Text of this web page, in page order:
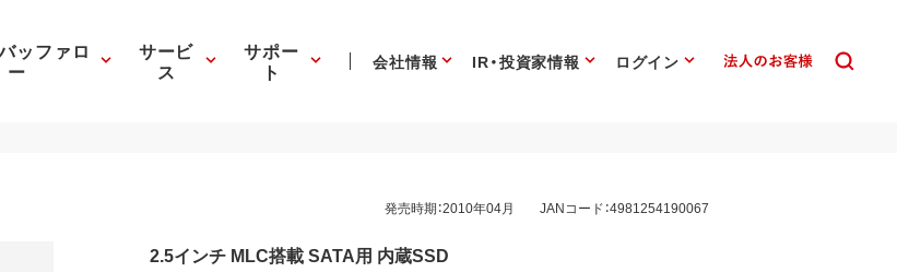
ッファロ
ー
サービ
ス
サポー
ト 会社情報 IR・投資家情報 ログイン
発売時期：2010年04月 JANコード：4981254190067
2.5インチ MLC搭載 SATA用 内蔵SSD